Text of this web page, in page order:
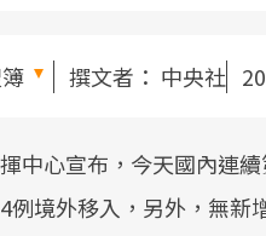
撰文者： 中央社
中心宣布，今天國內連
例境外移入，另外，無新